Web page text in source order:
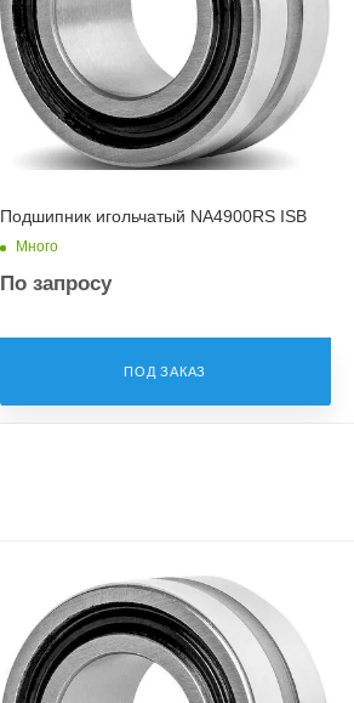
Подшипник игольчатый NA4900RS ISB
Много
По запросу
ПОД ЗАКАЗ